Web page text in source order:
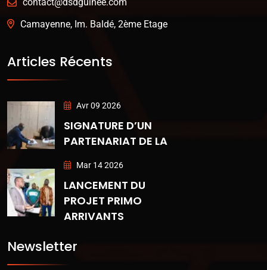
Camayenne, Im. Baldé, 2ème Etage
Articles Récents
Avr 09 2026
SIGNATURE D’UN
PARTENARIAT DE LA
Mar 14 2026
LANCEMENT DU
PROJET PRIMO
ARRIVANTS
Newsletter